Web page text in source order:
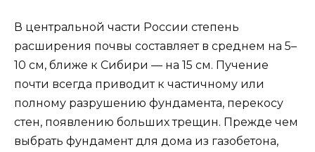
В центральной части России степень
расширения почвы составляет в среднем на 5–
10 см, ближе к Сибири — на 15 см. Пучение
почти всегда приводит к частичному или
полному разрушению фундамента, перекосу
стен, появлению больших трещин. Прежде чем
выбрать фундамент для дома из газобетона,